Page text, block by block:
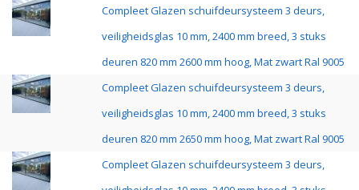
Compleet Glazen schuifdeursysteem 3 deurs,
veiligheidsglas 10 mm, 2400 mm breed, 3 stuks
deuren 820 mm 2600 mm hoog, Mat zwart Ral 9005
Compleet Glazen schuifdeursysteem 3 deurs,
veiligheidsglas 10 mm, 2400 mm breed, 3 stuks
deuren 820 mm 2650 mm hoog, Mat zwart Ral 9005
Compleet Glazen schuifdeursysteem 3 deurs,